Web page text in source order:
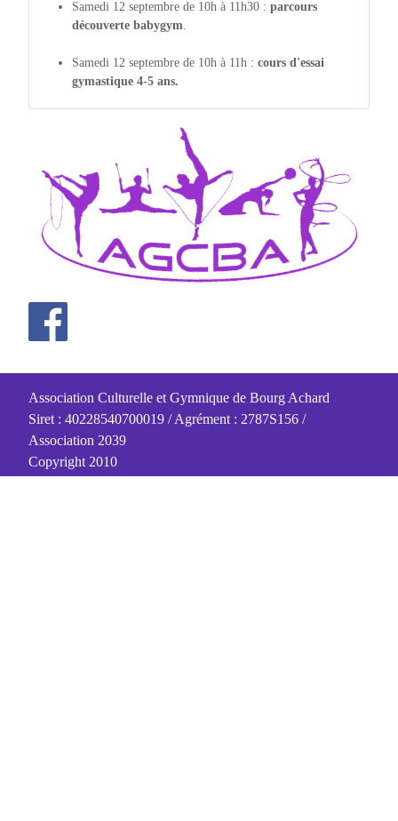
Samedi 12 septembre de 10h à 11h30 : parcours
découverte babygym.
Samedi 12 septembre de 10h à 11h : cours d'essai
gymastique 4-5 ans.
Association Culturelle et Gymnique de Bourg Achard
Siret : 40228540700019 / Agrément : 2787S156 /
Association 2039
Copyright 2010